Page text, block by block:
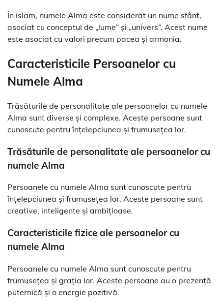
În islam, numele Alma este considerat un nume sfânt,
asociat cu conceptul de „lume” și „univers”. Acest nume
este asociat cu valori precum pacea și armonia.
Caracteristicile Persoanelor cu
Numele Alma
Trăsăturile de personalitate ale persoanelor cu numele
Alma sunt diverse și complexe. Aceste persoane sunt
cunoscute pentru înțelepciunea și frumusețea lor.
Trăsăturile de personalitate ale persoanelor cu
numele Alma
Persoanele cu numele Alma sunt cunoscute pentru
înțelepciunea și frumusețea lor. Aceste persoane sunt
creative, inteligente și ambițioase.
Caracteristicile fizice ale persoanelor cu
numele Alma
Persoanele cu numele Alma sunt cunoscute pentru
frumusețea și grația lor. Aceste persoane au o prezență
puternică și o energie pozitivă.